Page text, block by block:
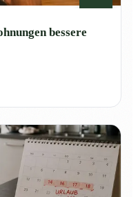
bessere